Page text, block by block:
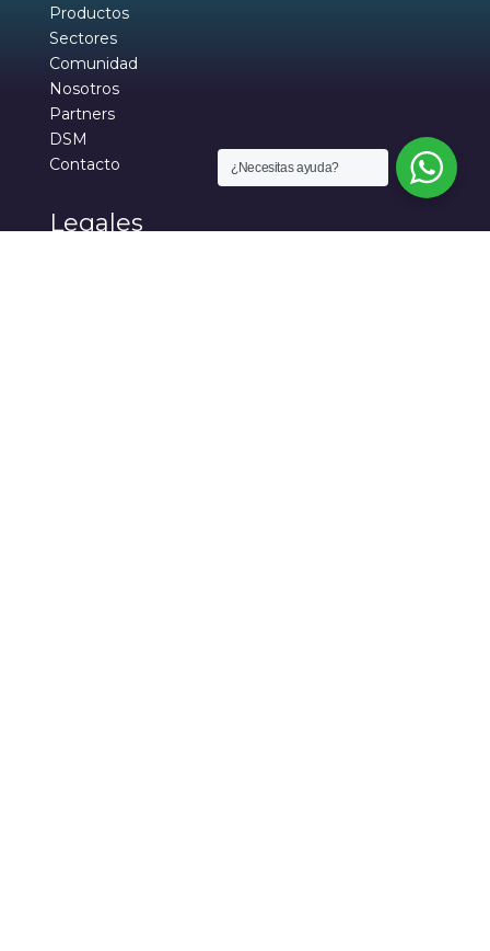
Productos
Sectores
Comunidad
Nosotros
Partners
DSM
Contacto
Legales
¿Necesitas ayuda?